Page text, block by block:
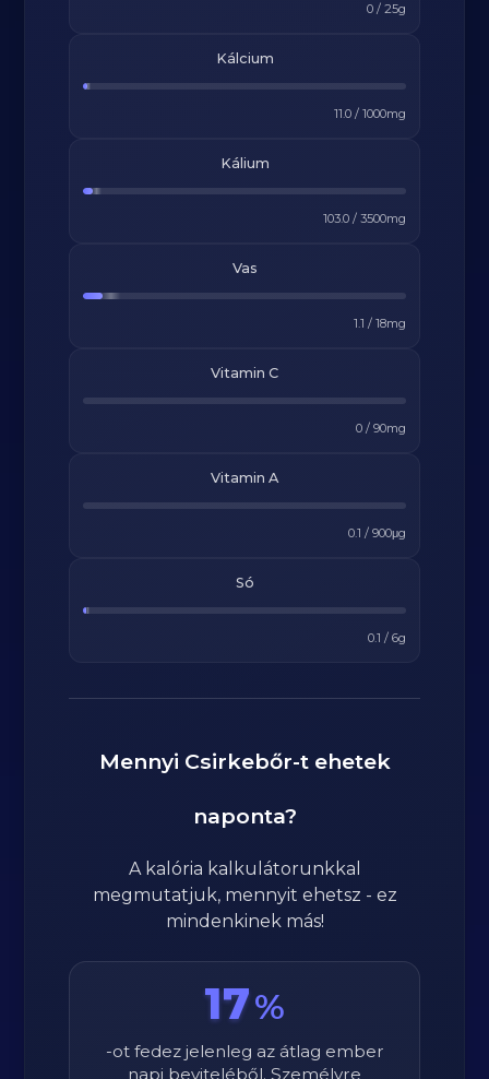
0/ 25g
Kálcium
11.0/ 1000mg
Kálium
103.0/ 3500mg
Vas
1.1 / 18mg
Vitamin C
0/ 90mg
Vitamin A
0.1 / 900μg
Só
0.1 / 6g
Mennyi Csirkebőr-t ehetek
naponta?
A kalória kalkulátorunkkal
megmutatjuk, mennyit ehetsz - ez
mindenkinek más!
17%
-ot fedez jelenleg az átlag ember
napi beviteléből. Személyre